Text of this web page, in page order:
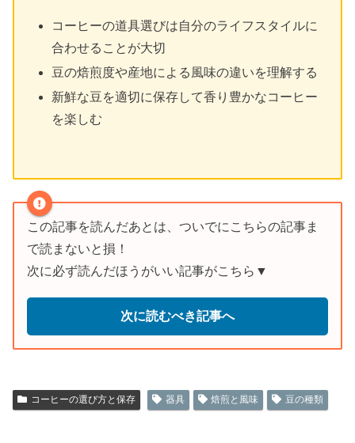
コーヒーの道具選びは自分のライフスタイルに
合わせることが大切
豆の焙煎度や産地による風味の違いを理解する
新鮮な豆を適切に保存して香り豊かなコーヒー
を楽しむ
この記事を読んだあとは、ついでにこちらの記事ま
で読まないと損！
次に必ず読んだほうがいい記事がこちら▼
次に読むべき記事へ
コーヒーの選び方と保存 器具 焙煎と風味 豆の種類